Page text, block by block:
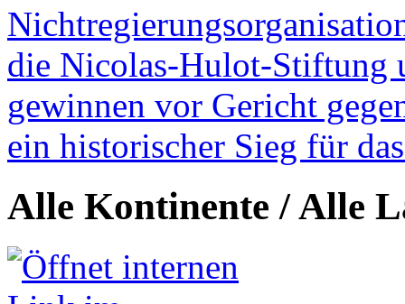
die Nicolas-Hulot-Stiftung
gewinnen vor Gericht
ein historischer Sieg für
Alle Kontinente / Alle